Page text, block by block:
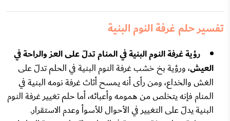
تفسير حلم غرفة النوم البنية
رؤية غرفة النوم البنية في المنام تدلّ على العز والراحة في
العيش، ورؤية بخ خشب غرفة النوم البنية في الحلم تدلّ على
الغش والخداع، ومن رأى أنه يمسح أثاث غرفة نومه البنية في
المنام فإنه يتخلص من همومه وأعبائه، أما حلم تغيير غرفة النوم
البنية يدلّ على التغيير في الأحوال للأسوأ وعدم الاستقرار.